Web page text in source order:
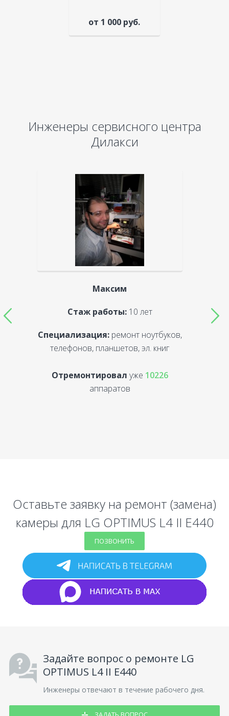
от 1 000 руб.
Инженеры сервисного центра
Дилакси
Максим
Стаж работы:10 лет
Специализация:ремонт ноутбуков,
телефонов, планшетов, эл. книг
Отремонтировал уже 10226
аппаратов
Оставьте заявку на ремонт (замена)
камеры для LG OPTIMUS L4 II E440
ПОЗВОНИТЬ
Задайте вопрос о ремонте LG
OPTIMUS L4 II E440
Инженеры отвечают в течение рабочего дня.